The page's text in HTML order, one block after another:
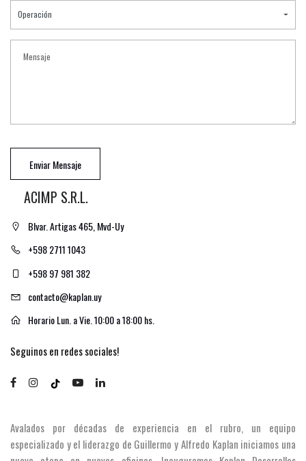
Operación
Enviar Mensaje
ACIMP S.R.L.
Blvar. Artigas 465, Mvd-Uy
+598 2711 1043
+598 97 981 382
contacto@kaplan.uy
Horario Lun. a Vie. 10:00 a 18:00 hs.
Seguinos en redes sociales!
Avalados por décadas de experiencia en el rubro, un equipo
especializado y el liderazgo de Guillermo y Alfredo Kaplan iniciamos una